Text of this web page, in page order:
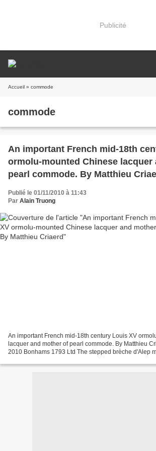
Publicité
Accueil » commode
commode
An important French mid-18th
ormolu-mounted Chinese lacquer
pearl commode. By Matthieu
Publié le 01/11/2010 à 11:43
Par Alain Truong
An important French mid-18th century Louis XV
lacquer and mother of pearl commode. By Matthieu
2010 Bonhams 1793 Ltd The stepped brèche d'Alep